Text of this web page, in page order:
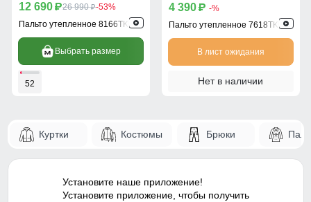
12 690 p26 990 p-53%
Пальто утепленное 8166TK
Выбрать размер
52
4 390 p -%
Пальто утепленное 7618TK
В лист ожидания
Нет в наличии
Куртки Костюмы Брюки
Установите наше приложение!
Установите приложение, чтобы получить